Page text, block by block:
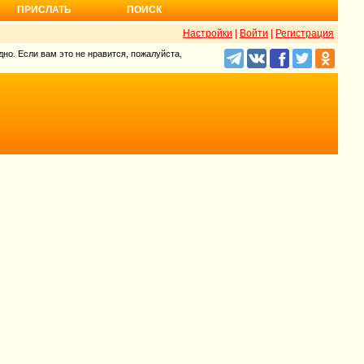
ПРИСЛАТЬ ПОИСК
Настройки Войти Регистрация
Если вам это не нравится, пожалуйста,